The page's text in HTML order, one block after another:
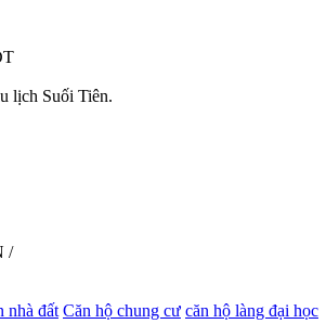
lịch Suối Tiên.
/
nhà đất Căn hộ chung cư căn hộ làng đại học